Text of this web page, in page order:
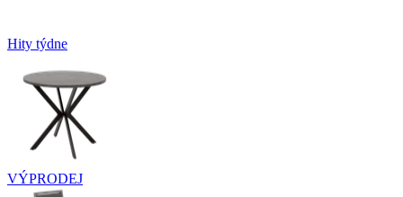
Hity týdne
VÝPRODEJ